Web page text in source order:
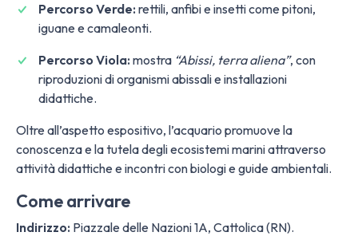
Percorso Verde: rettili, anfibi e insetti come pitoni,
iguane e camaleonti.
Percorso Viola: mostra “Abissi, terra aliena”, con
riproduzioni di organismi abissali e installazioni
didattiche.
Oltre all’aspetto espositivo, l’acquario promuove la
conoscenza e la tutela degli ecosistemi marini attraverso
attività didattiche e incontri con biologi e guide ambientali.
Come arrivare
Indirizzo: Piazzale delle Nazioni 1A, Cattolica (RN).